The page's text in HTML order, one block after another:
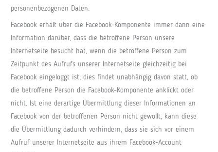
personenbezogenen Daten.
Facebook erhält über die Facebook-Komponente immer dann eine
Information darüber, dass die betroffene Person unsere
Internetseite besucht hat, wenn die betroffene Person zum
Zeitpunkt des Aufrufs unserer Internetseite gleichzeitig bei
Facebook eingeloggt ist; dies findet unabhängig davon statt, ob
die betroffene Person die Facebook-Komponente anklickt oder
nicht. Ist eine derartige Übermittlung dieser Informationen an
Facebook von der betroffenen Person nicht gewollt, kann diese
die Übermittlung dadurch verhindern, dass sie sich vor einem
Aufruf unserer Internetseite aus ihrem Facebook-Account